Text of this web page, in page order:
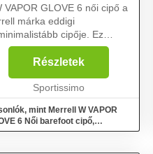
VAPOR GLOVE 6 női cipő a
márka eddigi
cipője. Ez
a Vibram® EcoStep
amely körülöleli a
hogy maximalizálja a
és a tartósságot,
Részletek
Sportissimo
mint Merrell W VAPOR
6 Női barefoot cipő,
méret 39